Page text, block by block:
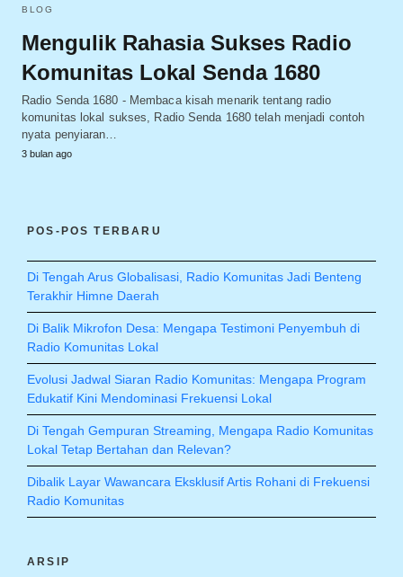
BLOG
Mengulik Rahasia Sukses Radio
Komunitas Lokal Senda 1680
Radio Senda 1680 - Membaca kisah menarik tentang radio
komunitas lokal sukses, Radio Senda 1680 telah menjadi contoh
nyata penyiaran…
3 bulan ago
POS-POS TERBARU
Di Tengah Arus Globalisasi, Radio Komunitas Jadi Benteng
Terakhir Himne Daerah
Di Balik Mikrofon Desa: Mengapa Testimoni Penyembuh di
Radio Komunitas Lokal
Evolusi Jadwal Siaran Radio Komunitas: Mengapa Program
Edukatif Kini Mendominasi Frekuensi Lokal
Di Tengah Gempuran Streaming, Mengapa Radio Komunitas
Lokal Tetap Bertahan dan Relevan?
Dibalik Layar Wawancara Eksklusif Artis Rohani di Frekuensi
Radio Komunitas
ARSIP